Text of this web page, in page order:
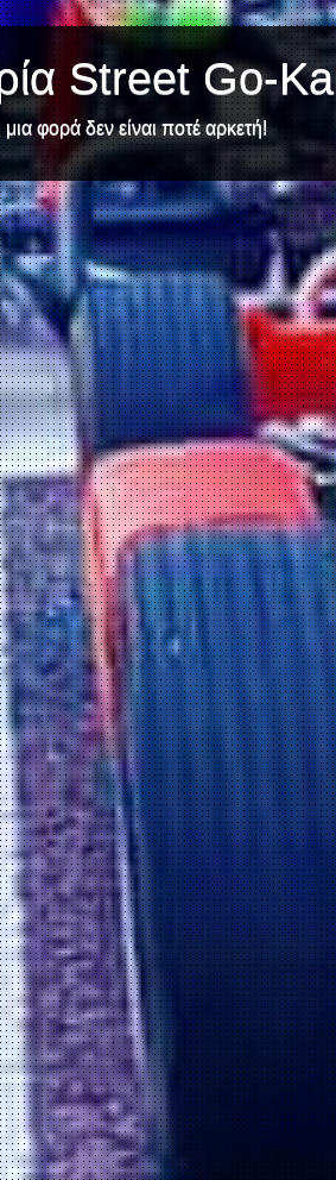
Street Go-
φορά δεν είναι ποτέ αρκετή!